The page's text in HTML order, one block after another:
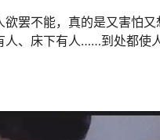
罢不能，真的是又害怕
、床下有人……到处都使